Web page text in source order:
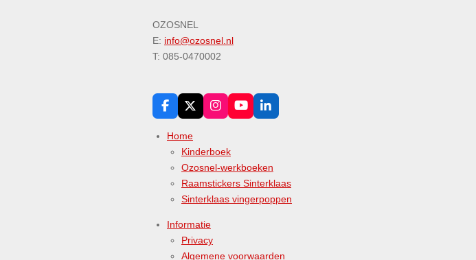
OZOSNEL
E: info@ozosnel.nl
T: 085-0470002
F
a
c
e
X
I
n
a
g
a
m
Y
o
b
L
i
d
n
Home
Kinderboek
Ozosnel-werkboeken
Raamstickers Sinterklaas
Sinterklaas vingerpoppen
Informatie
Privacy
Algemene voorwaarden